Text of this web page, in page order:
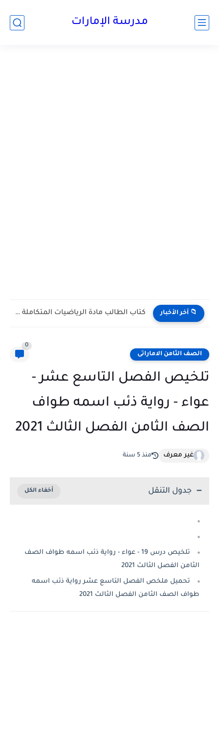
مدرسة الإمارات
📁 آخر الأخبار كتاب الطالب مادة الرياضيات المتكاملة التاسع ريفيل متقدم الفصل الدراسي...
الصف الثامن الاماراتى
0
تلخيص الفصل التاسع عشر -
عواء - رواية ذئب اسمه طواف
الصف الثامن الفصل الثالث 2021
غير معرف منذ 5 سنة
جدول التنقل
تلخيص درس 19 - عواء - رواية ذئب اسمه طواف الصف
الثامن الفصل الثالث 2021
تحميل ملخص الفصل التاسع عشر رواية ذئب اسمه
طواف الصف الثامن الفصل الثالث 2021